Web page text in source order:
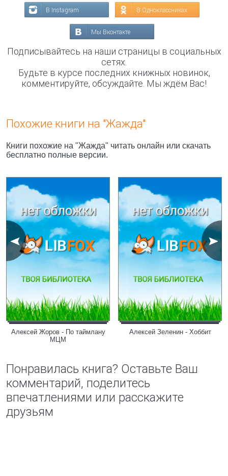
В Instagram В Одноклассниках
Мы Вконтакте
Подписывайтесь на наши страницы в социальных
сетях.
Будьте в курсе последних книжных новинок,
комментируйте, обсуждайте. Мы ждём Вас!
Похожие книги на "Жажда"
Книги похожие на "Жажда" читать онлайн или скачать
бесплатно полные версии.
Алексей Жоров - По таймлану
МЦМ
Алексей Зеленин - Хоббит
Понравилась книга? Оставьте Ваш
комментарий, поделитесь
впечатлениями или расскажите
друзьям